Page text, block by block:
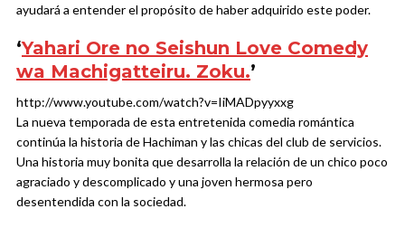
ayudará a entender el propósito de haber adquirido este poder.
‘Yahari Ore no Seishun Love Comedy
wa Machigatteiru. Zoku.’
http://www.youtube.com/watch?v=IiMADpyyxxg
La nueva temporada de esta entretenida comedia romántica
continúa la historia de Hachiman y las chicas del club de servicios.
Una historia muy bonita que desarrolla la relación de un chico poco
agraciado y descomplicado y una joven hermosa pero
desentendida con la sociedad.